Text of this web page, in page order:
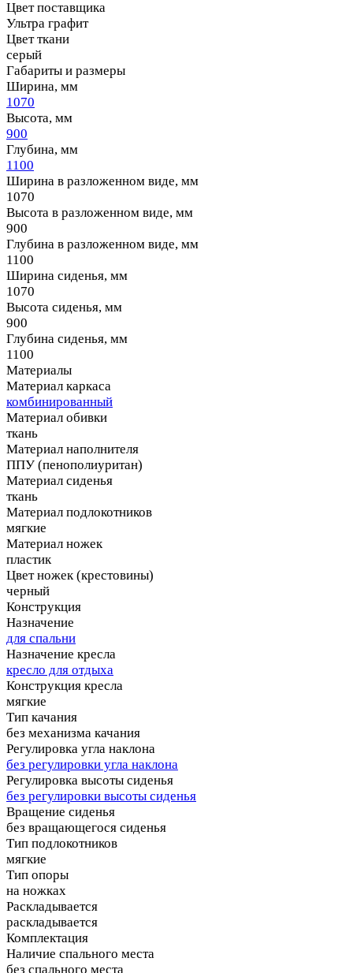
Цвет поставщика
Ультра графит
Цвет ткани
серый
Габариты и размеры
Ширина, мм
1070
Высота, мм
900
Глубина, мм
1100
Ширина в разложенном виде, мм
1070
Высота в разложенном виде, мм
900
Глубина в разложенном виде, мм
1100
Ширина сиденья, мм
1070
Высота сиденья, мм
900
Глубина сиденья, мм
1100
Материалы
Материал каркаса
комбинированный
Материал обивки
ткань
Материал наполнителя
ППУ (пенополиуритан)
Материал сиденья
ткань
Материал подлокотников
мягкие
Материал ножек
пластик
Цвет ножек (крестовины)
черный
Конструкция
Назначение
для спальни
Назначение кресла
кресло для отдыха
Конструкция кресла
мягкие
Тип качания
без механизма качания
Регулировка угла наклона
без регулировки угла наклона
Регулировка высоты сиденья
без регулировки высоты сиденья
Вращение сиденья
без вращающегося сиденья
Тип подлокотников
мягкие
Тип опоры
на ножках
Раскладывается
раскладывается
Комплектация
Наличие спального места
без спального места